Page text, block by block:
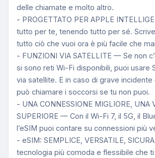
delle chiamate e molto altro.
- PROGETTATO PER APPLE
tutto per te, tenendo tutto per sé.
tutto ciò che vuoi ora è più facile che
- FUNZIONI VIA SATELLITE — Se non
si sono reti Wi-Fi disponibili, puoi usare
via satellite. E in caso di grave incidente
può chiamare i soccorsi se tu non puoi.
- UNA CONNESSIONE MIGLIORE, UNA
SUPERIORE — Con il Wi-Fi 7, il 5G, il
l’eSIM puoi contare su connessioni più
- eSIM: SEMPLICE, VERSATILE,
tecnologia più comoda e flessibile che